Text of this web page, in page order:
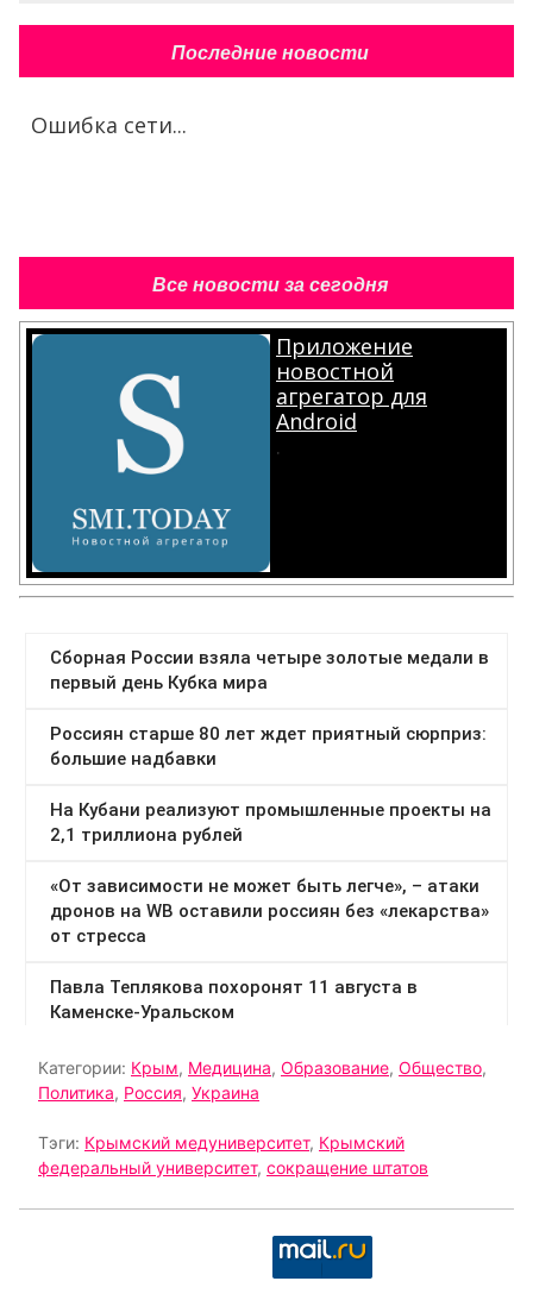
Последние новости
Ошибка сети...
Все новости за сегодня
Приложение
новостной
агрегатор для
Android
.
Категории: Крым, Медицина, Образование, Общество,
Политика, Россия, Украина
Тэги: Крымский медуниверситет, Крымский
федеральный университет, сокращение штатов